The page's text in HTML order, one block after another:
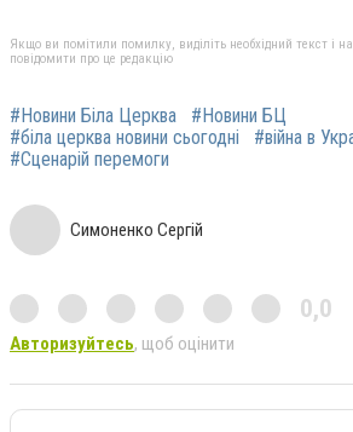
Якщо ви помітили помилку, виділіть необхідний текст і
повідомити про це редакцію
#Новини Біла Церква
#Новини БЦ
#біла церква новини сьогодні
#війна в
#Cценарій перемоги
Симоненко Сергій
0,0
Авторизуйтесь, щоб оцінити